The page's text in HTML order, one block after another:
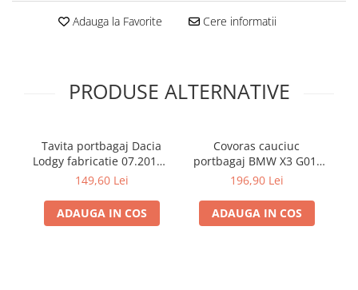
Adauga la Favorite Cere informatii
PRODUSE ALTERNATIVE
Tavita portbagaj Dacia
Lodgy fabricatie 07.2012 -
prezent (7 locuri)
149,60 Lei
ADAUGA IN COS
Covoras cauciuc
portbagaj BMW X3 G01,
11.2017-prezent, Rigum
196,90 Lei
ADAUGA IN COS